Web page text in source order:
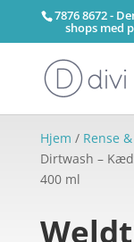
7876 8672 -
shops med
Hjem / Rense
Dirtwash –
400 ml